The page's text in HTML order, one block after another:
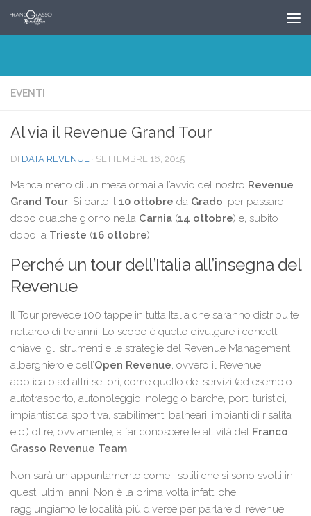
Salta al contenuto
EVENTI
Al via il Revenue Grand Tour
DI DATA REVENUE · SETTEMBRE 16, 2015
Manca meno di un mese ormai all’avvio del nostro Revenue
Grand Tour. Si parte il 10 ottobre da Grado, per passare
dopo qualche giorno nella Carnia (14 ottobre) e, subito
dopo, a Trieste (16 ottobre).
Perché un tour dell’Italia all’insegna del
Revenue
Il Tour prevede 100 tappe in tutta Italia che saranno distribuite
nell’arco di tre anni. Lo scopo è quello divulgare i concetti
chiave, gli strumenti e le strategie del Revenue Management
alberghiero e dell’Open Revenue, ovvero il Revenue
applicato ad altri settori, come quello dei servizi (ad esempio
autotrasporto, autonoleggio, noleggio barche, porti turistici,
impiantistica sportiva, stabilimenti balneari, impianti di risalita
etc.) oltre, ovviamente, a far conoscere le attività del Franco
Grasso Revenue Team.
Non sarà un appuntamento come i soliti che si sono svolti in
questi ultimi anni. Non è la prima volta infatti che
raggiungiamo le località più diverse per parlare di revenue.